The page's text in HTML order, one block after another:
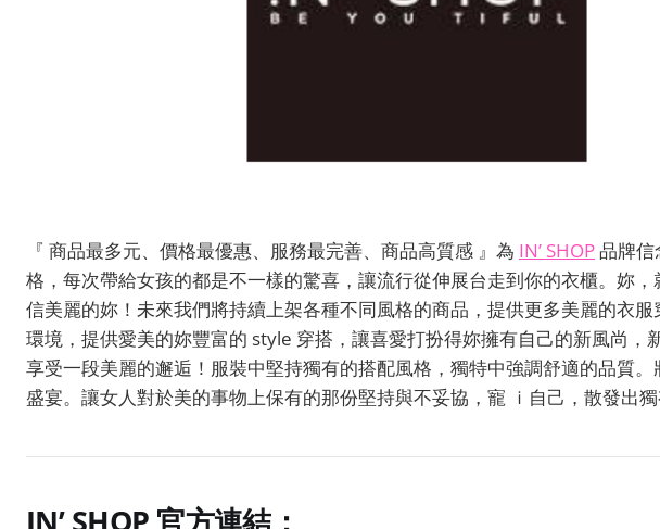
『 商品最多元、價格最優惠、服務最完善、商品高質感 』為 IN’ SHOP品牌信
格，每次帶給女孩的都是不一樣的驚喜，讓流行從伸展台走到你的衣櫃。妳
信美麗的妳！未來我們將持續上架各種不同風格的商品，提供更多美麗的衣
環境，提供愛美的妳豐富的 style 穿搭，讓喜愛打扮得妳擁有自己的新風尚，
享受一段美麗的邂逅！服裝中堅持獨有的搭配風格，獨特中強調舒適的品質
盛宴。讓女人對於美的事物上保有的那份堅持與不妥協，寵 ｉ自己，散發出
IN’ SHOP 官方連結：